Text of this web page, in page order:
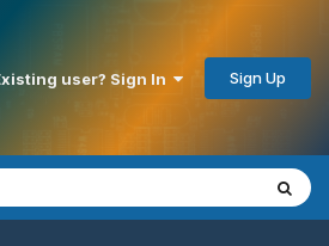
user? Sign In Sign Up